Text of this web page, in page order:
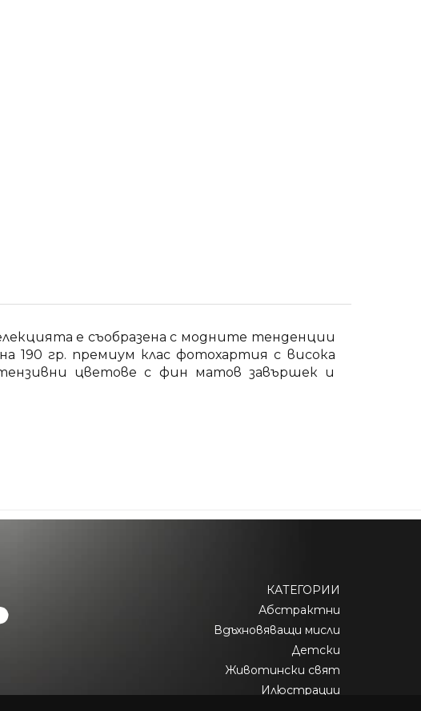
е съобразена с модните тенденции
гр. премиум клас фотохартия с висока
цветове с фин матов завършек и
КАТЕГОРИИ
Абстрактни
Вдъхновяващи мисли
Детски
Животински свят
Илюстрации